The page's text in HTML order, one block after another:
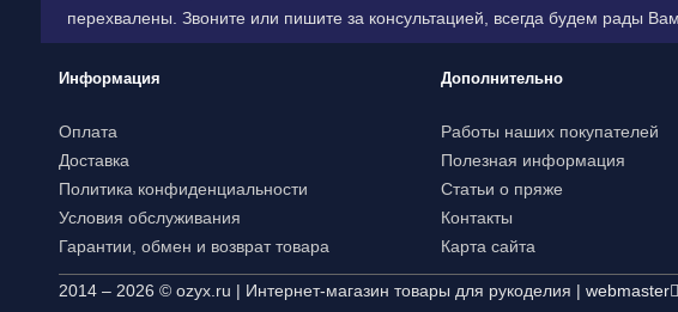
перехвалены. Звоните или пишите за консультацией, всегда будем рады
Информация
Оплата
Доставка
Политика конфиденциальности
Условия обслуживания
Гарантии, обмен и возврат товара
Дополнительно
Работы наших покупателей
Полезная информация
Статьи о пряже
Контакты
Карта сайта
2014 – 2026 © ozyx.ru | Интернет-магазин товары для рукоделия | webmaster